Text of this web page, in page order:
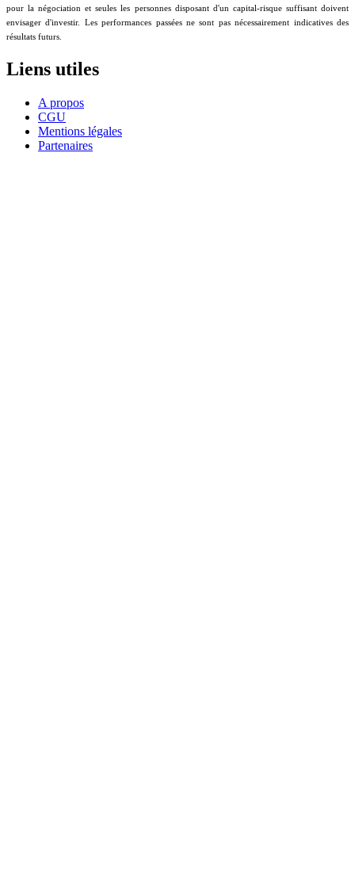
pour la négociation et seules les personnes disposant d'un capital-risque suffisant doivent
envisager d'investir. Les performances passées ne sont pas nécessairement indicatives des
résultats futurs.
Liens utiles
A propos
CGU
Mentions légales
Partenaires